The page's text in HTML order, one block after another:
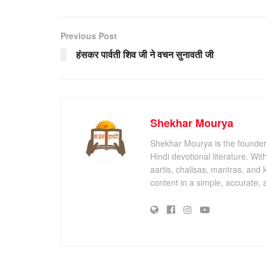
Previous Post
हंसकर पार्वती शिव जी ने वचन सुनावती जी
Shekhar Mourya
Shekhar Mourya is the
Hindi devotional literature.
aartis, chalisas, mantras, and
content in a simple, accurate,